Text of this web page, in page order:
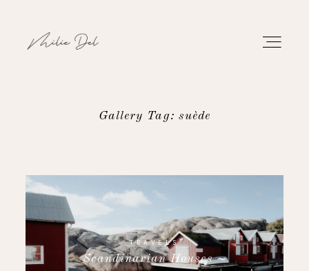
WORK
ABOUT
CONTACT
Gallery Tag: suède
TRAVELS
Scandinavian Houses ~